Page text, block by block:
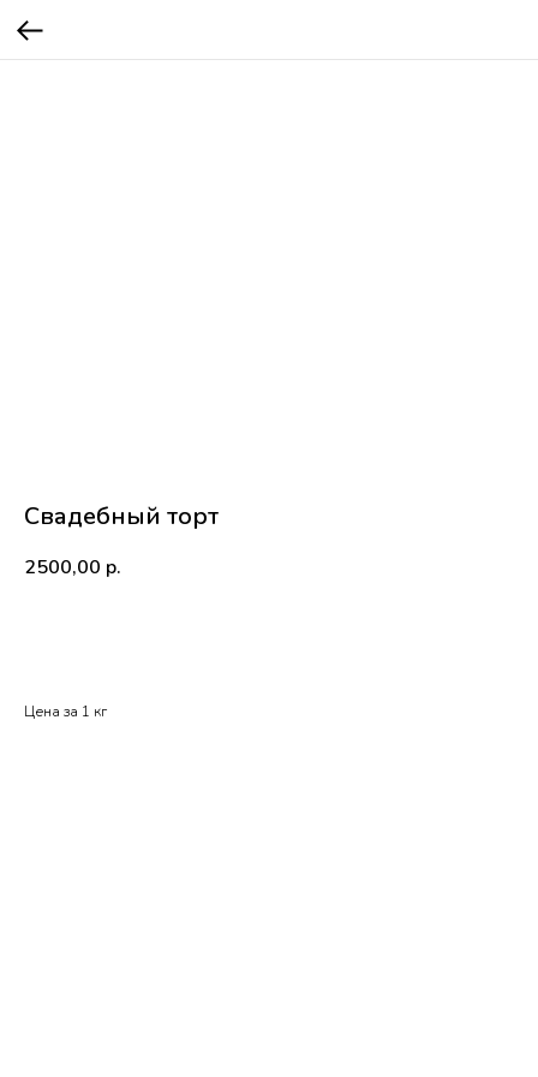
Свадебный торт
2500,00 р.
Цена за 1 кг